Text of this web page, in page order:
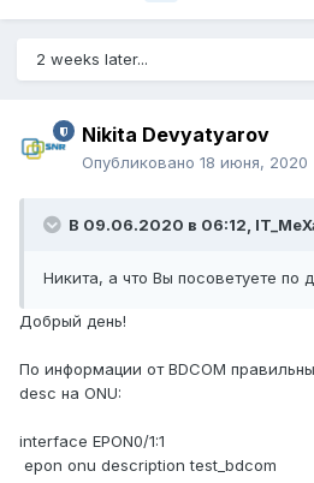
2 weeks later...
Nikita Devyatyarov
Опубликовано 18 июня, 2020
В 09.06.2020 в 06:12,
Никита, а что Вы посоветуете по
Добрый день!
По информации от BDCOM
desc на ONU:
interface EPON0/1:1
epon onu description test_bdcom